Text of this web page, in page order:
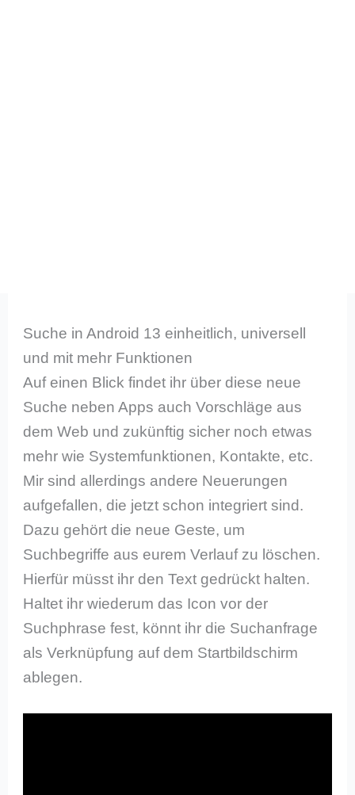
Suche in Android 13 einheitlich, universell
und mit mehr Funktionen
Auf einen Blick findet ihr über diese neue
Suche neben Apps auch Vorschläge aus
dem Web und zukünftig sicher noch etwas
mehr wie Systemfunktionen, Kontakte, etc.
Mir sind allerdings andere Neuerungen
aufgefallen, die jetzt schon integriert sind.
Dazu gehört die neue Geste, um
Suchbegriffe aus eurem Verlauf zu löschen.
Hierfür müsst ihr den Text gedrückt halten.
Haltet ihr wiederum das Icon vor der
Suchphrase fest, könnt ihr die Suchanfrage
als Verknüpfung auf dem Startbildschirm
ablegen.